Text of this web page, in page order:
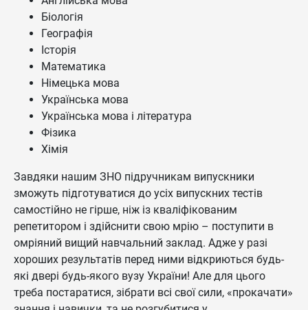
Біологія
Географія
Історія
Математика
Німецька мова
Українська мова
Українська мова і література
Фізика
Хімія
Завдяки нашим ЗНО підручникам випускники
зможуть підготуватися до усіх випускних тестів
самостійно не гірше, ніж із кваліфікованим
репетитором і здійснити свою мрію – поступити в
омріяний вищий навчальний заклад. Адже у разі
хороших результатів перед ними відкриються будь-
які двері будь-якого вузу України! Але для цього
треба постаратися, зібрати всі свої сили, «прокачати»